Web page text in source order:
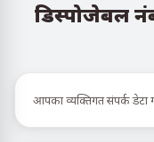
डिस्पोजेबल
आपका व्यक्तिगत संपर्क डेटा